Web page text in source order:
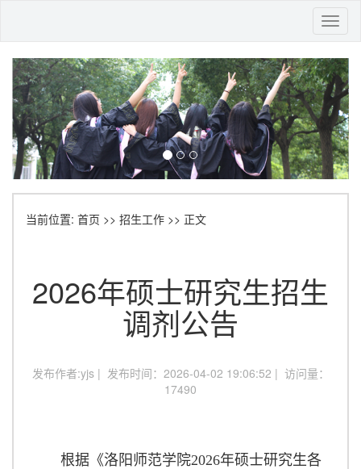
当前位置: 首页 >> 招生工作 >> 正文
2026年硕士研究生招生
调剂公告
发布作者:yjs | 发布时间：2026-04-02 19:06:52 | 访问量：
17490
根据《洛阳师范学院2026年硕士研究生各